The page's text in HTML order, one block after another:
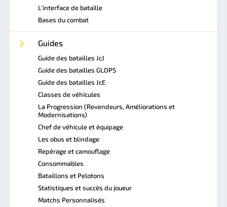
L'interface de bataille
Bases du combat
Guides
Guide des batailles JcJ
Guide des batailles GLOPS
Guide des batailles JcE
Classes de véhicules
La Progression (Revendeurs, Améliorations et
Modernisations)
Chef de véhicule et équipage
Les obus et blindage
Repérage et camouflage
Consommables
Bataillons et Pelotons
Statistiques et succès du joueur
Matchs Personnalisés